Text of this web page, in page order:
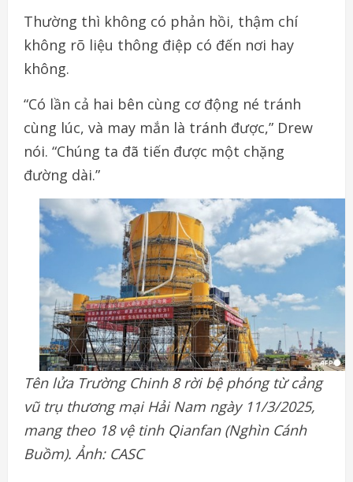
Thường thì không có phản hồi, thậm chí
không rõ liệu thông điệp có đến nơi hay
không.
“Có lần cả hai bên cùng cơ động né tránh
cùng lúc, và may mắn là tránh được,” Drew
nói. “Chúng ta đã tiến được một chặng
đường dài.”
Tên lửa Trường Chinh 8 rời bệ phóng từ cảng
vũ trụ thương mại Hải Nam ngày 11/3/2025,
mang theo 18 vệ tinh Qianfan (Nghìn Cánh
Buồm). Ảnh: CASC